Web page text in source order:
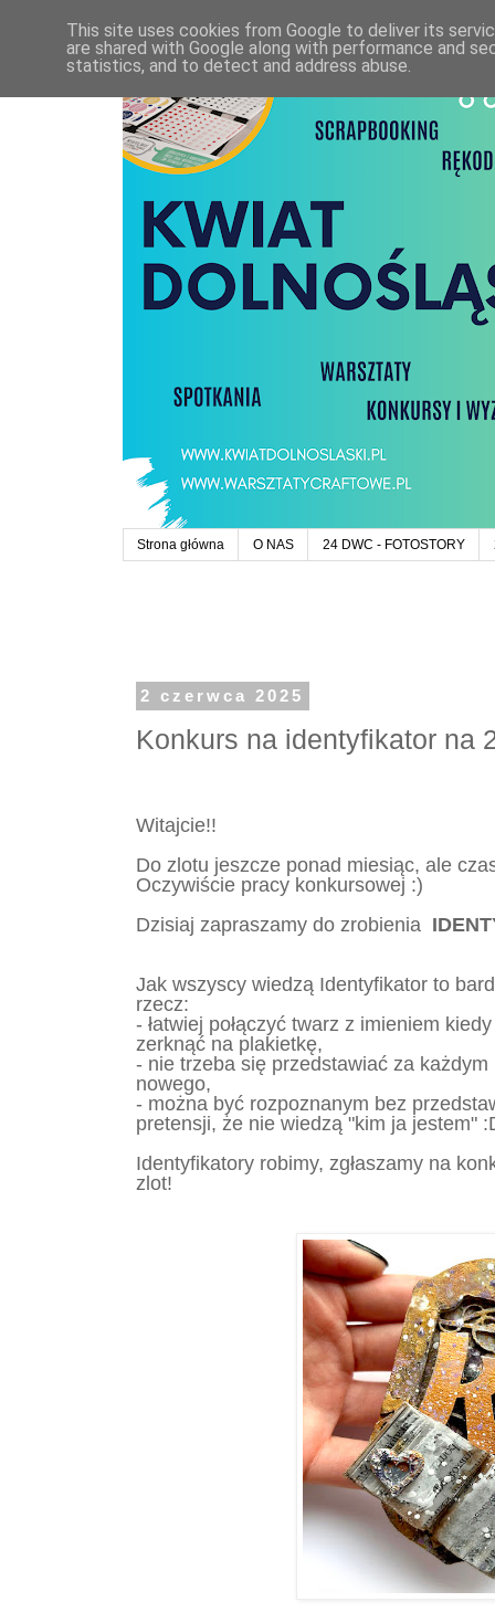
Strona główna O NAS 24 DWC - FOTOSTORY
2 czerwca 2025
Konkurs na identyfikator na
Witajcie!!
Do zlotu jeszcze ponad miesiąc, ale
Oczywiście pracy konkursowej :)
Dzisiaj zapraszamy do zrobienia
Jak wszyscy wiedzą Identyfikator to
rzecz:
- łatwiej połączyć twarz z imieniem
zerknąć na plakietkę,
- nie trzeba się przedstawiać za
nowego,
- można być rozpoznanym bez
pretensji, że nie wiedzą "kim ja jestem"
Identyfikatory robimy, zgłaszamy na
zlot!
This site uses cookies from Google to deliver its
are shared with Google along with performance and
statistics, and to detect and address abuse.